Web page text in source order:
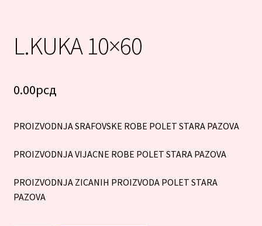
L.KUKA 10×60
0.00рсд
PROIZVODNJA SRAFOVSKE ROBE POLET STARA PAZOVA
PROIZVODNJA VIJACNE ROBE POLET STARA PAZOVA
PROIZVODNJA ZICANIH PROIZVODA POLET STARA
PAZOVA